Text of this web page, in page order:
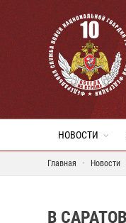
НОВОСТИ
Главная Новости
В